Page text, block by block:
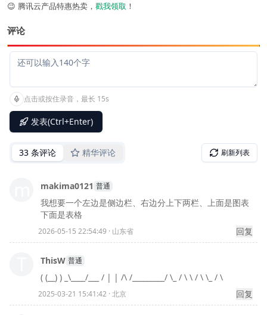
😉 腾讯云产品特惠热卖， 戳我领取 ！
评论